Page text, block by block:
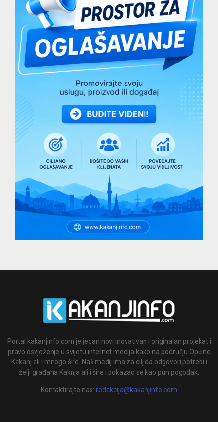
Portal kakanjinfo.com je jedan novi inovativan i originalan projekat i
pravo osvježenje u svijetu internet medija kako na području Općine
Kakanj ali i mnogo šire. Naš medij ima za cilj da odgovori potrebi i
želji građana Kaknja ali i šire i pokazao se kao pun pogodak.
Kontaktirajte nas: redakcija@kakanjinfo.com